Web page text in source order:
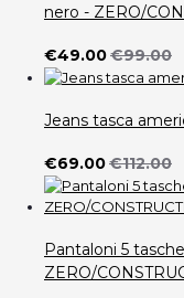
nero - ZERO/
€49.00€99.00
Jeans tasca
€69.00€112.00
Pantaloni 5
ZERO/